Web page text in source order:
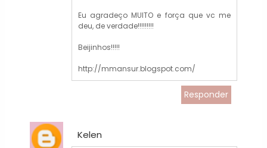
Eu agradeço MUITO e força que vc me
deu, de verdade!!!!!!!!!
Beijinhos!!!!!
http://mmansur.blogspot.com/
Responder
Kelen